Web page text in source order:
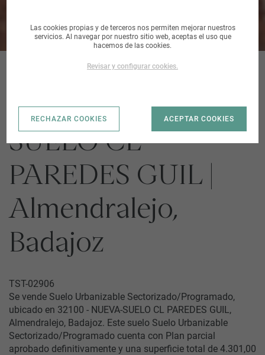
32100 - NUEVA-
SUELO CL
PAREDES GUIL |
Almendralejo,
Badajoz
TST-02906
Se vende Suelo Urbanizable Sectorizado/Programado,
ubicado en 32100 - NUEVA-SUELO CL PAREDES GUIL,
Almendralejo, Badajoz. Este suelo Suelo Urbanizable
Sectorizado/Programado cuenta con Plan parcial
aprobado definitivamente y una superficie total de 4.301,00
Las cookies propias y de terceros nos permiten mejorar nuestros
servicios. Al navegar por nuestro sitio web, aceptas el uso que
hacemos de las cookies.
Revisar y configurar cookies.
RECHAZAR COOKIES ACEPTAR COOKIES